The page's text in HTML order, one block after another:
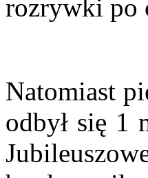
rozrywki po
Natomiast
odbył się 1